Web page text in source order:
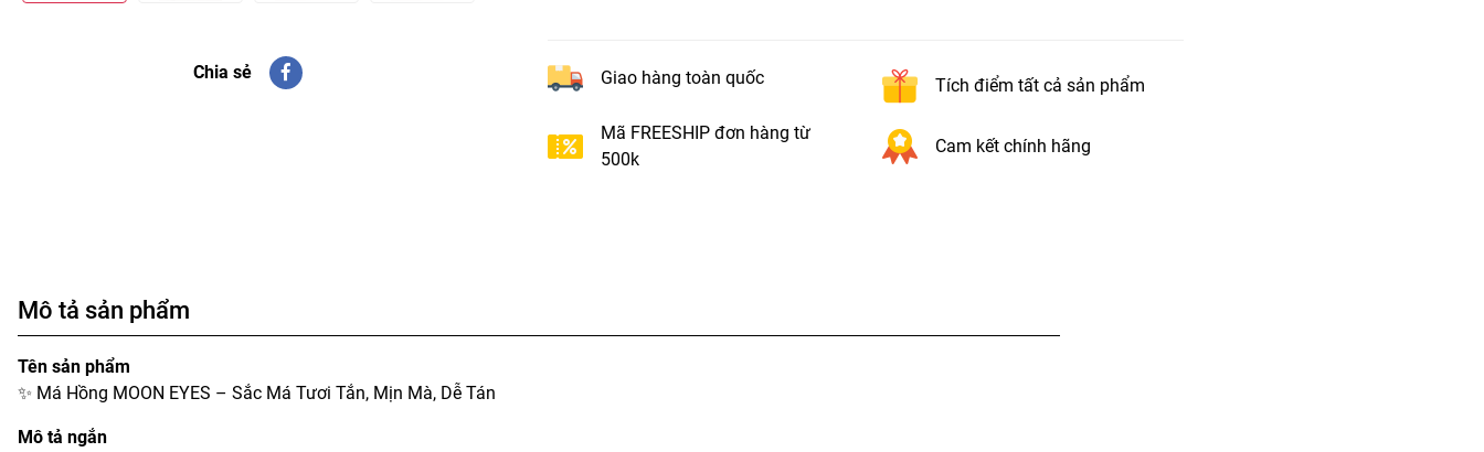
Chia sẻ Giao hàng toàn quốc Tích điểm tất cả sản phẩm
Mã FREESHIP đơn hàng từ
500k
Cam kết chính hãng
Mô tả sản phẩm
Tên sản phẩm
✨ Má Hồng MOON EYES – Sắc Má Tươi Tắn, Mịn Mà, Dễ Tán
Mô tả ngắn